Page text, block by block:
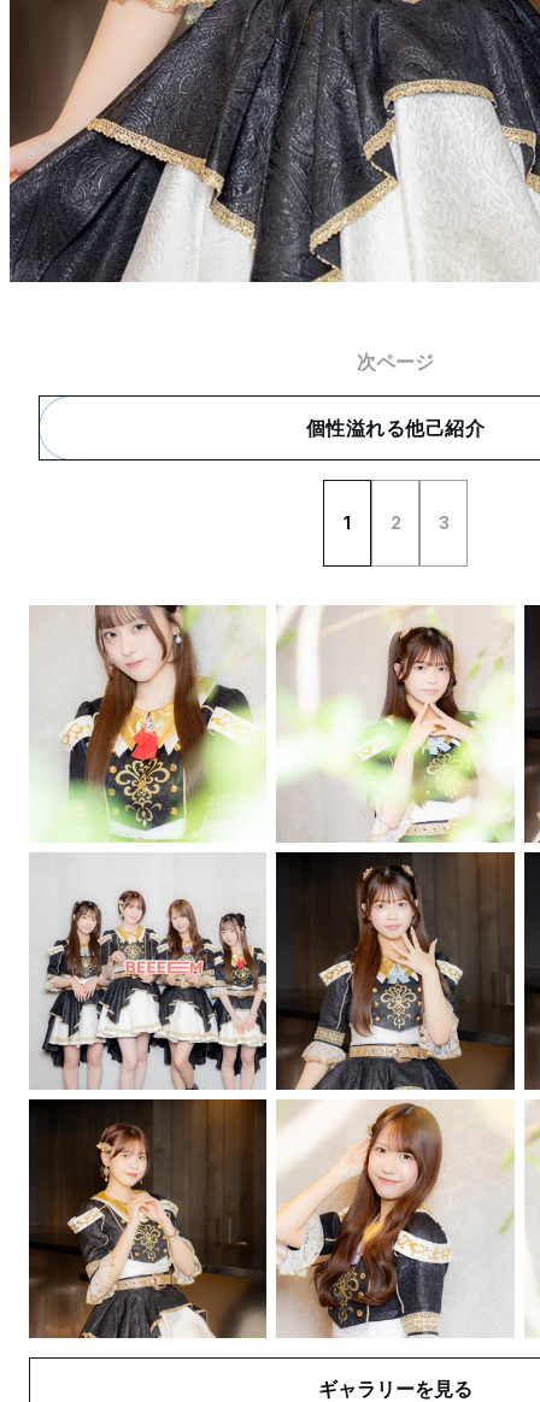
次ページ
個性溢れる他己紹介
1 2 3
ギャラリーを見る